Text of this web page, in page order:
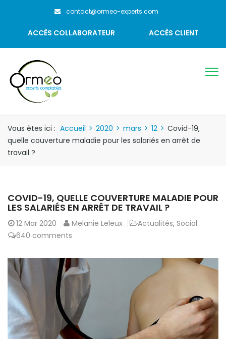
contact@ormeo-experts.com
ACCÈS COLLABORATEUR ACCÈS CLIENT
Vous êtes ici : Accueil > 2020 > mars > 12 > Covid-19,
quelle couverture maladie pour les salariés en arrêt de
travail ?
COVID-19, QUELLE COUVERTURE MALADIE POUR
LES SALARIÉS EN ARRÊT DE TRAVAIL ?
12 Mar 2020 Melanie Leleux Actualités, Social
640 comments